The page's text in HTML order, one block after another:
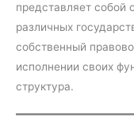
представляет собой
различных
собственный
исполнении своих
структура.